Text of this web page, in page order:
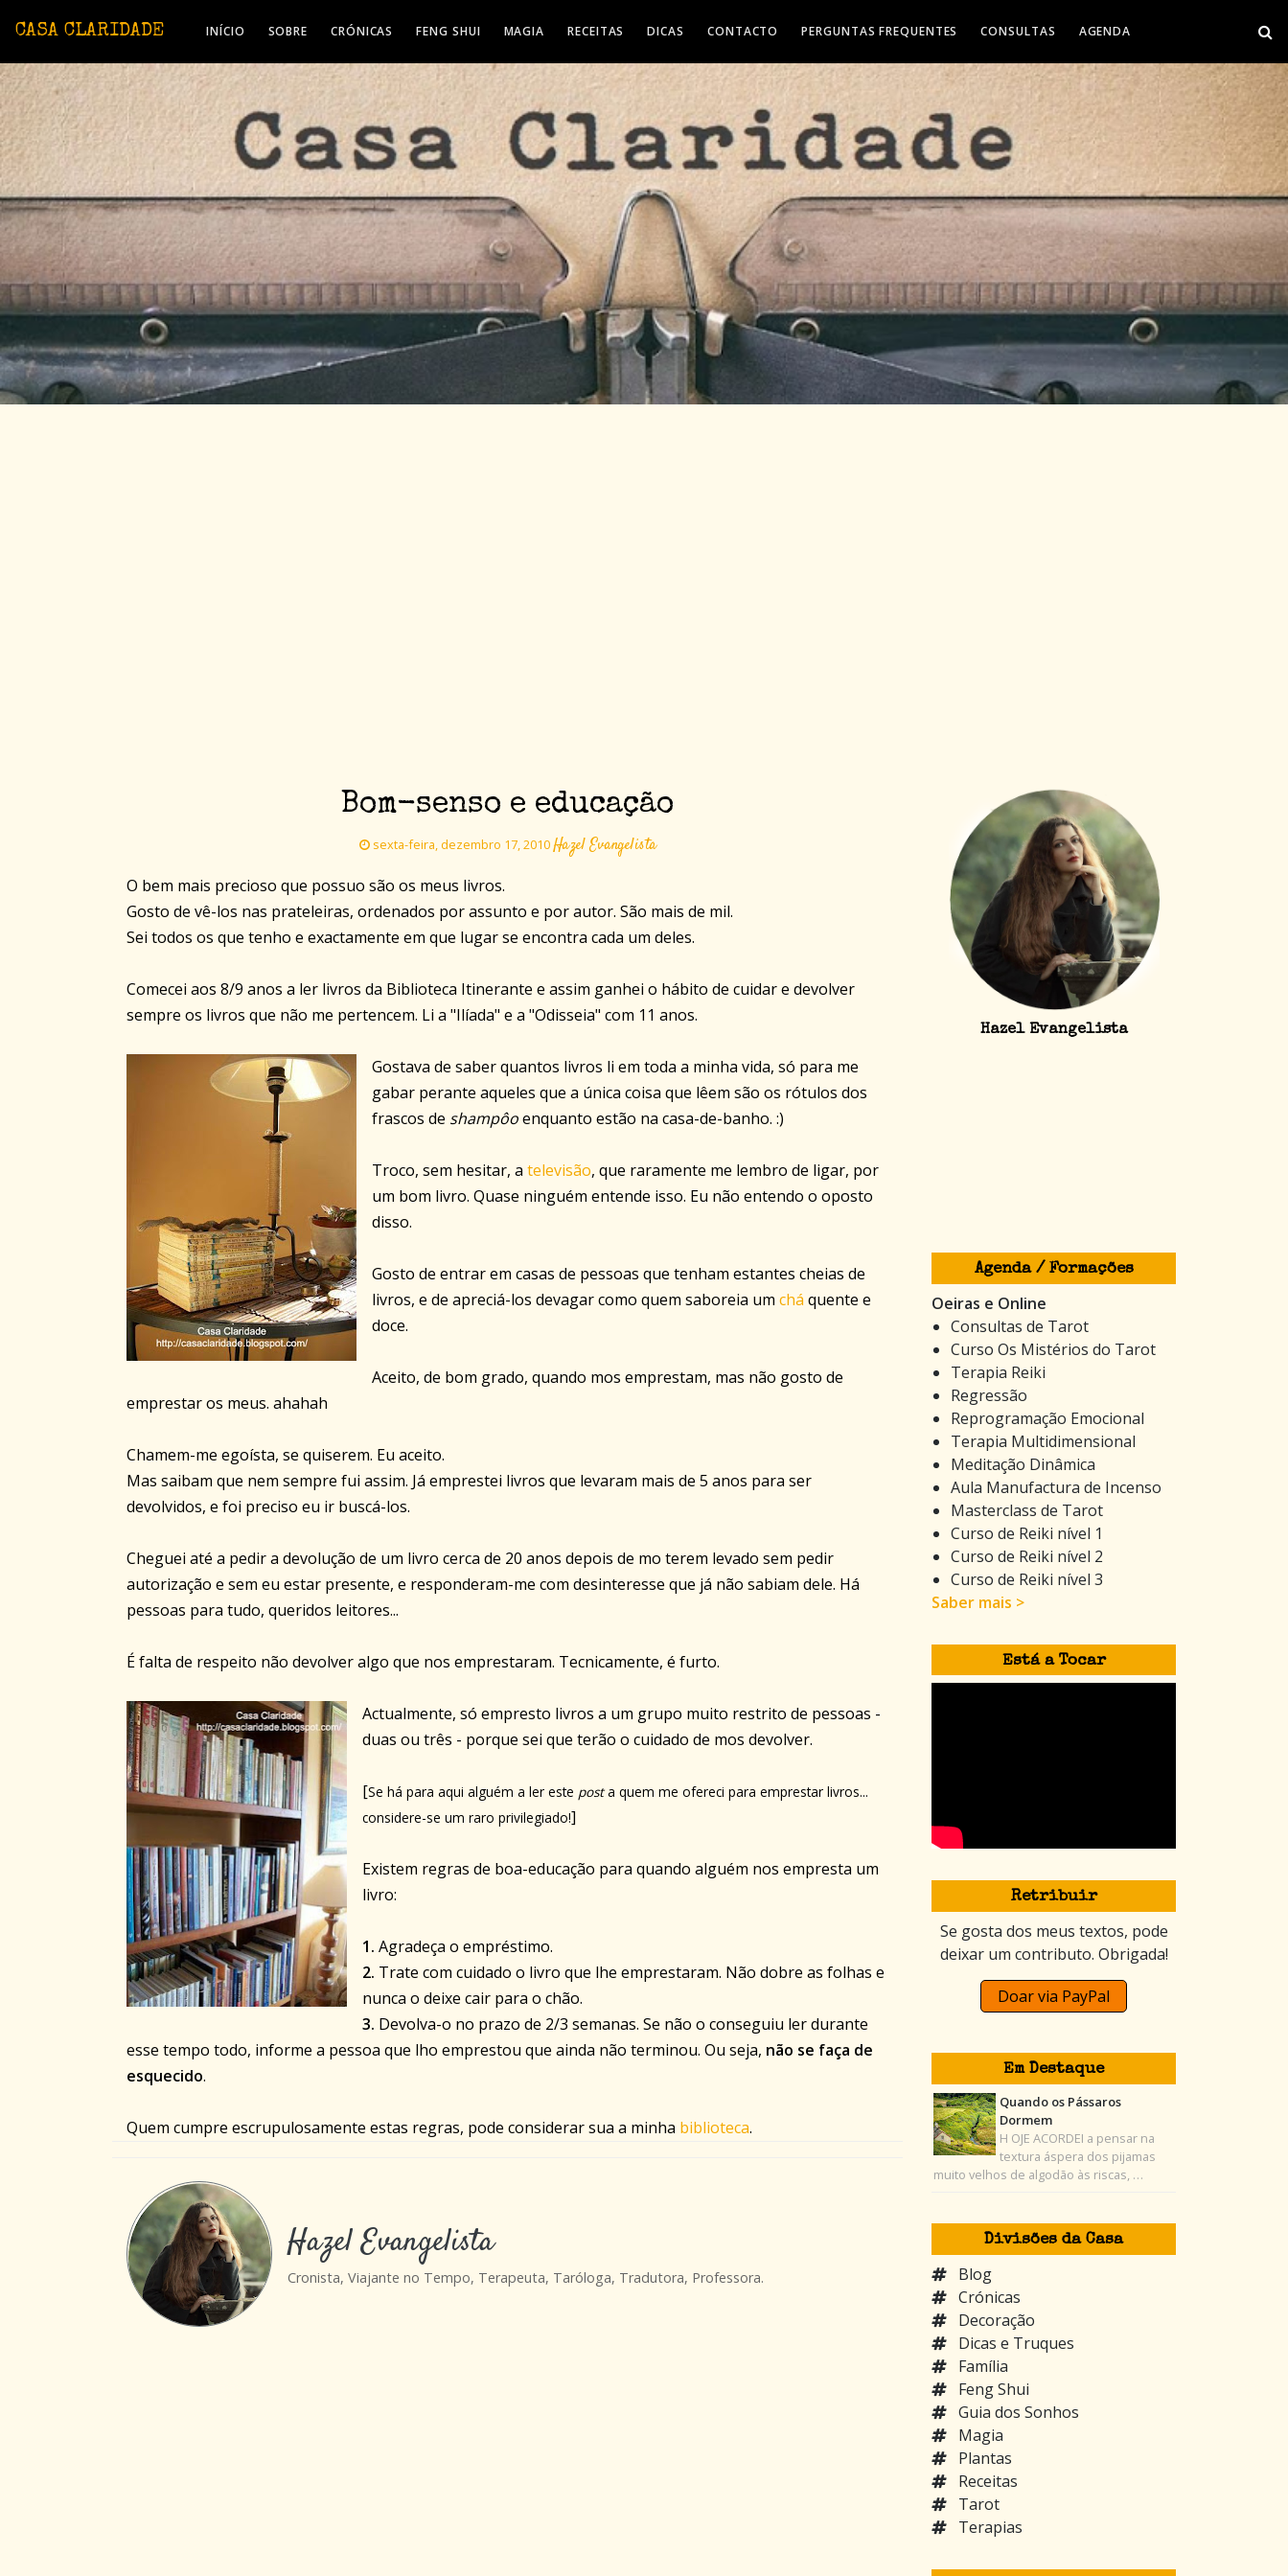
CASA CLARIDADE INÍCIO SOBRE CRÓNICAS FENG SHUI MAGIA RECEITAS DICAS CONTACTO PERGUNTAS FREQUENTES CONSULTAS AGENDA
Bom-senso e educação
sexta-feira, dezembro 17, 2010Hazel Evangelista
O bem mais precioso que possuo são os meus livros.
Gosto de vê-los nas prateleiras, ordenados por assunto e por autor. São mais de mil.
Sei todos os que tenho e exactamente em que lugar se encontra cada um deles.
Comecei aos 8/9 anos a ler livros da Biblioteca Itinerante e assim ganhei o hábito de cuidar e devolver
sempre os livros que não me pertencem. Li a "Ilíada" e a "Odisseia" com 11 anos.
Gostava de saber quantos livros li em toda a minha vida, só para me
gabar perante aqueles que a única coisa que lêem são os rótulos dos
frascos de shampôoenquanto estão na casa-de-banho. :)
Troco, sem hesitar, a televisão, que raramente me lembro de ligar, por
um bom livro. Quase ninguém entende isso. Eu não entendo o oposto
disso.
Gosto de entrar em casas de pessoas que tenham estantes cheias de
livros, e de apreciá-los devagar como quem saboreia um chá quente e
doce.
Aceito, de bom grado, quando mos emprestam, mas não gosto de
emprestar os meus. ahahah
Chamem-me egoísta, se quiserem. Eu aceito.
Mas saibam que nem sempre fui assim. Já emprestei livros que levaram mais de 5 anos para ser
devolvidos, e foi preciso eu ir buscá-los.
Cheguei até a pedir a devolução de um livro cerca de 20 anos depois de mo terem levado sem pedir
autorização e sem eu estar presente, e responderam-me com desinteresse que já não sabiam dele. Há
pessoas para tudo, queridos leitores...
É falta de respeito não devolver algo que nos emprestaram. Tecnicamente, é furto.
Actualmente, só empresto livros a um grupo muito restrito de pessoas -
duas ou três - porque sei que terão o cuidado de mos devolver.
[Se há para aqui alguém a ler este posta quem me ofereci para emprestar livros...
considere-se um raro privilegiado!]
Existem regras de boa-educação para quando alguém nos empresta um
livro:
1. Agradeça o empréstimo.
2. Trate com cuidado o livro que lhe emprestaram. Não dobre as folhas e
nunca o deixe cair para o chão.
3. Devolva-o no prazo de 2/3 semanas. Se não o conseguiu ler durante
esse tempo todo, informe a pessoa que lho emprestou que ainda não terminou. Ou seja, não se faça de
esquecido.
Quem cumpre escrupulosamente estas regras, pode considerar sua a minha biblioteca.
Hazel Evangelista
Cronista, Viajante no Tempo, Terapeuta, Taróloga, Tradutora, Professora.
Hazel Evangelista
Agenda / Formações
Oeiras e Online
Consultas de Tarot
Curso Os Mistérios do Tarot
Terapia Reiki
Regressão
Reprogramação Emocional
Terapia Multidimensional
Meditação Dinâmica
Aula Manufactura de Incenso
Masterclass de Tarot
Curso de Reiki nível 1
Curso de Reiki nível 2
Curso de Reiki nível 3
Saber mais >
Está a Tocar
Retribuir
Se gosta dos meus textos, pode
deixar um contributo. Obrigada!
Doar via PayPal
Em Destaque
Quando os Pássaros
Dormem
H OJE ACORDEI a pensar na
textura áspera dos pijamas
muito velhos de algodão às riscas, …
Divisões da Casa
Blog
Crónicas
Decoração
Dicas e Truques
Família
Feng Shui
Guia dos Sonhos
Magia
Plantas
Receitas
Tarot
Terapias